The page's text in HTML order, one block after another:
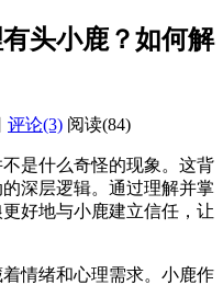
头小鹿？如何解
评论(3) 阅读(84)
是什么奇怪的现象。这背
深层逻辑。通过理解并掌
好地与小鹿建立信任，让
情绪和心理需求。小鹿作